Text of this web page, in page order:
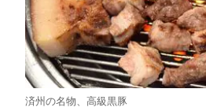
済州の名物、高級黒豚